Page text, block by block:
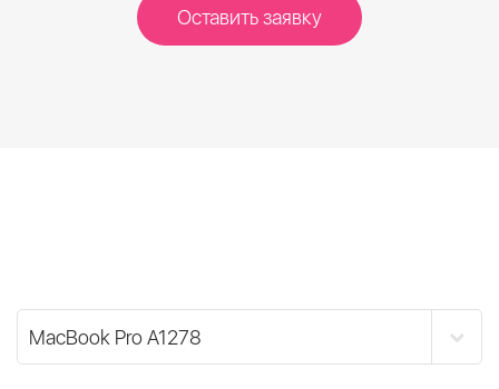
Оставить заявку